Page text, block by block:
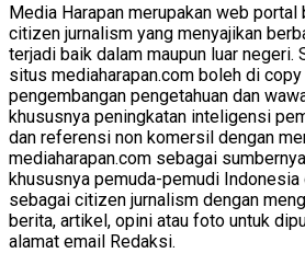
Media Harapan merupakan web
citizen jurnalism yang menyajikan
terjadi baik dalam maupun luar negeri.
situs mediaharapan.com boleh di
pengembangan pengetahuan dan
khususnya peningkatan inteligensi
dan referensi non komersil dengan
mediaharapan.com sebagai
khususnya pemuda-pemudi
sebagai citizen jurnalism dengan
berita, artikel, opini atau foto untuk
alamat email Redaksi.